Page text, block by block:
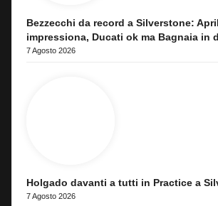
Bezzecchi da record a Silverstone:
impressiona, Ducati ok ma Bagnaia in
7 Agosto 2026
Holgado davanti a tutti in Practice a
7 Agosto 2026